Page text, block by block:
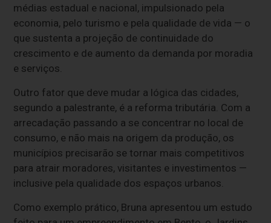
médias estadual e nacional, impulsionado pela
economia, pelo turismo e pela qualidade de vida — o
que sustenta a projeção de continuidade do
crescimento e de aumento da demanda por moradia
e serviços.
Outro fator que deve mudar a lógica das cidades,
segundo a palestrante, é a reforma tributária. Com a
arrecadação passando a se concentrar no local de
consumo, e não mais na origem da produção, os
municípios precisarão se tornar mais competitivos
para atrair moradores, visitantes e investimentos —
inclusive pela qualidade dos espaços urbanos.
Como exemplo prático, Bruna apresentou um estudo